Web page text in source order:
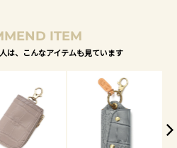
ITEM
は、こんなアイテムも見ています